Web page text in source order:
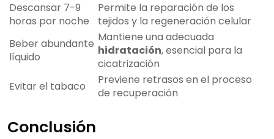
Descansar 7-9
horas por noche
Permite la reparación de los
tejidos y la regeneración celular
Beber abundante
líquido
Mantiene una adecuada
hidratación, esencial para la
cicatrización
Evitar el tabaco
Previene retrasos en el proceso
de recuperación
Conclusión